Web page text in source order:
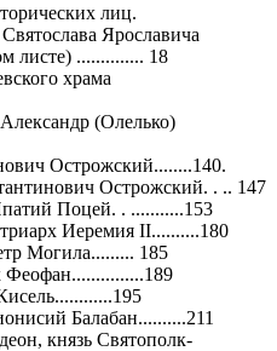
лиц.
Ярославича
листе) .............. 18
храма
(Олелько)
Острожский........140.
Острожский. . .. 147
Поцей. . ...........153
Иеремия II..........180
Могила......... 185
Балабан..........211
князь Святополк-